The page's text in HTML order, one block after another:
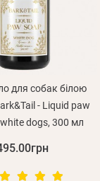
для собак білою
- Liquid paw
dogs, 300 мл